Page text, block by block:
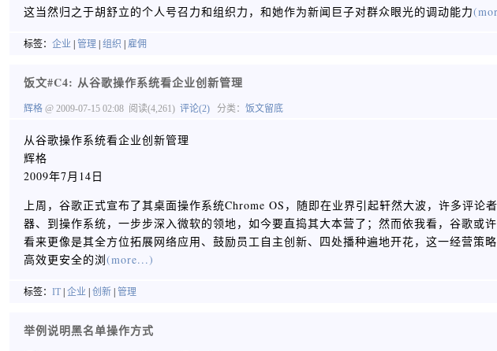
这当然归之于胡舒立的个人号召力和组织力，和她作为新闻巨子对群众眼光的调动能力
标签： 企业 管理 组织 雇佣
饭文#C4: 从谷歌操作系统看企业创新管理
辉格 @ 2009-07-15 02:08 阅读(4,261) 评论(2) 分类： 饭文留底
从谷歌操作系统看企业创新管理
辉格
2009年7月14日
上周，谷歌正式宣布了其桌面操作系统Chrome OS，随即在业界引起轩然大波，许多评
器、到操作系统，一步步深入微软的领地，如今要直捣其大本营了；然而依我看，谷歌或
看来更像是其全方位拓展网络应用、鼓励员工自主创新、四处播种遍地开花，这一经营策
高效更安全的浏(more...)
标签： IT 企业 创新 管理
举例说明黑名单操作方式